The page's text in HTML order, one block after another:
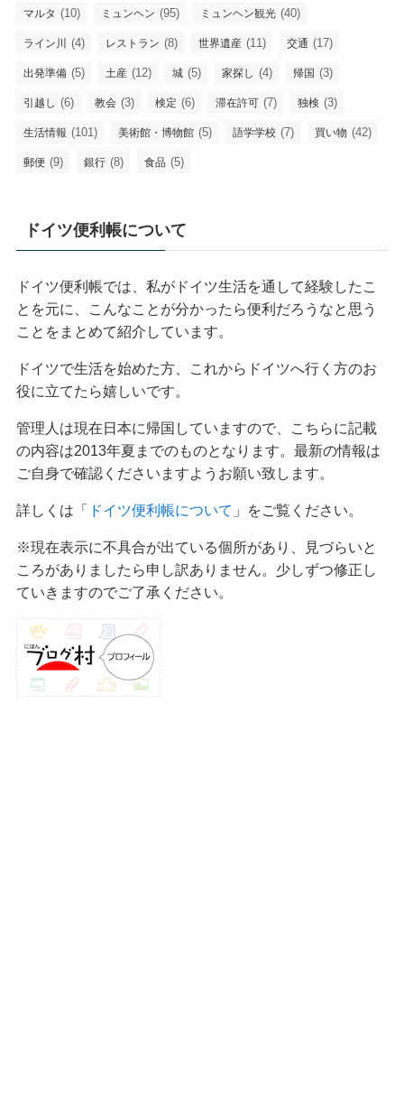
マルタ (10) ミュンヘン (95) ミュンヘン観光 (40)
ライン川 (4) レストラン (8) 世界遺産 (11) 交通 (17)
出発準備 (5) 土産 (12) 城 (5) 家探し (4) 帰国 (3)
引越し (6) 教会 (3) 検定 (6) 滞在許可 (7) 独検 (3)
生活情報 (101) 美術館・博物館 (5) 語学学校 (7) 買い物 (42)
郵便 (9) 銀行 (8) 食品 (5)
ドイツ便利帳について
ドイツ便利帳では、私がドイツ生活を通して経験したこ
とを元に、こんなことが分かったら便利だろうなと思う
ことをまとめて紹介しています。
ドイツで生活を始めた方、これからドイツへ行く方のお
役に立てたら嬉しいです。
管理人は現在日本に帰国していますので、こちらに記載
の内容は2013年夏までのものとなります。最新の情報は
ご自身で確認くださいますようお願い致します。
詳しくは「 ドイツ便利帳について 」をご覧ください。
※現在表示に不具合が出ている個所があり、見づらいと
ころがありましたら申し訳ありません。少しずつ修正し
ていきますのでご了承ください。